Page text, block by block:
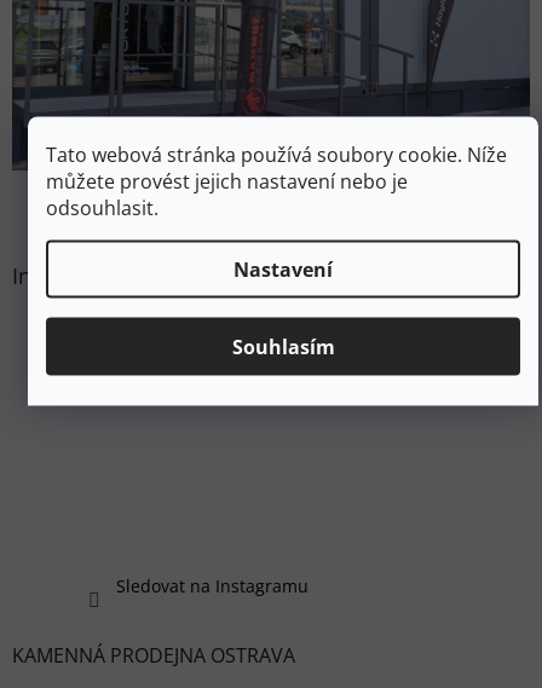
Tato webová stránka používá soubory cookie. Níže
můžete provést jejich nastavení nebo je
odsouhlasit.
Nastavení
Souhlasím
Instagram
Sledovat na Instagramu
KAMENNÁ PRODEJNA OSTRAVA